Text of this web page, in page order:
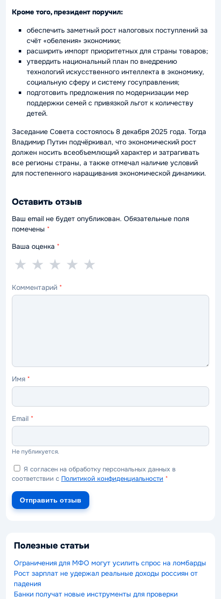
Кроме того, президент поручил:
обеспечить заметный рост налоговых поступлений за
счёт «обеления» экономики;
расширить импорт приоритетных для страны товаров;
утвердить национальный план по внедрению
технологий искусственного интеллекта в экономику,
социальную сферу и систему госуправления;
подготовить предложения по модернизации мер
поддержки семей с привязкой льгот к количеству
детей.
Заседание Совета состоялось 8 декабря 2025 года. Тогда
Владимир Путин подчёркивал, что экономический рост
должен носить всеобъемлющий характер и затрагивать
все регионы страны, а также отмечал наличие условий
для постепенного наращивания экономической динамики.
Оставить отзыв
Ваш email не будет опубликован. Обязательные поля
помечены *
Ваша оценка *
5
—
★
4
—
★
3
—
★
2
—
★
1
—
★
Комментарий *
Имя *
Email *
Не публикуется.
Я согласен на обработку персональных данных в
соответствии с Политикой конфиденциальности *
Отправить отзыв
Полезные статьи
Ограничения для МФО могут усилить спрос на ломбарды
Рост зарплат не удержал реальные доходы россиян от
падения
Банки получат новые инструменты для проверки